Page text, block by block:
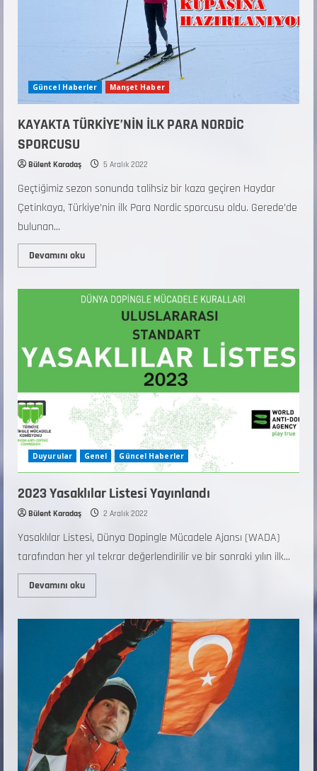
Güncel Haberler Manşet Haber
KAYAKTA TÜRKİYE’NİN İLK PARA NORDİC
SPORCUSU
Bülent Karadaş 5 Aralık 2022
Geçtiğimiz sezon sonunda talihsiz bir kaza geçiren Haydar
Çetinkaya, Türkiye’nin ilk Para Nordic sporcusu oldu. Gerede’de
bulunan...
Devamını oku
Duyurular Genel Güncel Haberler
2023 Yasaklılar Listesi Yayınlandı
Bülent Karadaş 2 Aralık 2022
Yasaklılar Listesi, Dünya Dopingle Mücadele Ajansı (WADA)
tarafından her yıl tekrar değerlendirilir ve bir sonraki yılın ilk...
Devamını oku